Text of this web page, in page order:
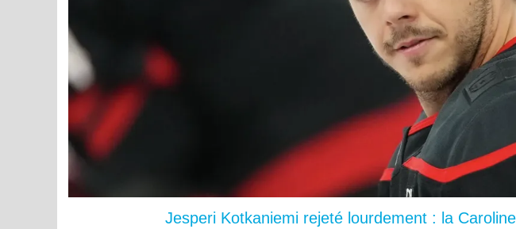
Jesperi Kotkaniemi rejeté lourdement : la